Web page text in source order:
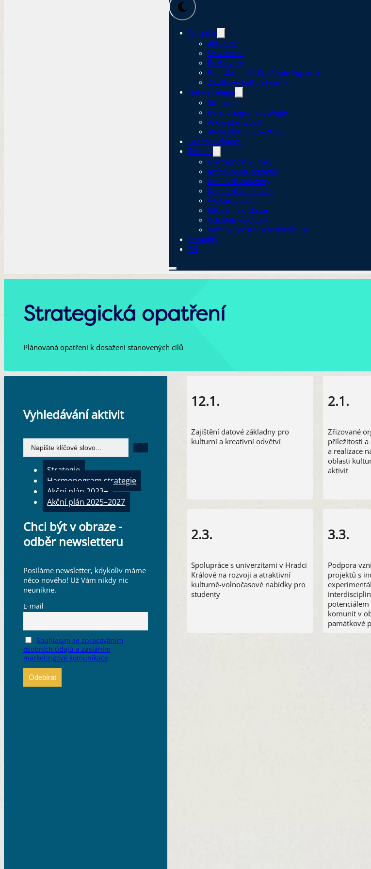
Aktuality
Aktuality
Newsletter
Rozhovory
Kraj Ukrajině / Край для України
Zážitkový kulturní deník
Naše strategie
Strategie
Harmonogram strategie
Akční plán 2023+
Akční plán 2025–2027
Granty a dotace
Témata
Dostupnost kultury
Kreativní muzejnictví
Kreativní vouchery
Kreativní vzdělávání
Výzkumy a data
Síťování a diskuze
Udržitelná kultura
Veřejný prostor a architektura
Kontakty
EN
Strategická opatření
Plánovaná opatření k dosažení stanovených cílů
Vyhledávání aktivit
Strategie
Harmonogram strategie
Akční plán 2023+
Akční plán 2025–2027
Chci být v obraze -
odběr newsletteru
Posíláme newsletter, kdykoliv máme
něco nového! Už Vám nikdy nic
neunikne.
E-mail
Souhlasím se zpracováním
osobních údajů a zasláním
marketingové komunikace
12.1.
Zajištění datové základny pro
kulturní a kreativní odvětví
2.1.
Zřizované
příležitosti
a realizace
oblasti
aktivit
2.3.
Spolupráce s univerzitami v Hradci
Králové na rozvoji a atraktivní
kulturně-volnočasové nabídky pro
studenty
3.3.
Podpora
projektů s
komunit v
památkové